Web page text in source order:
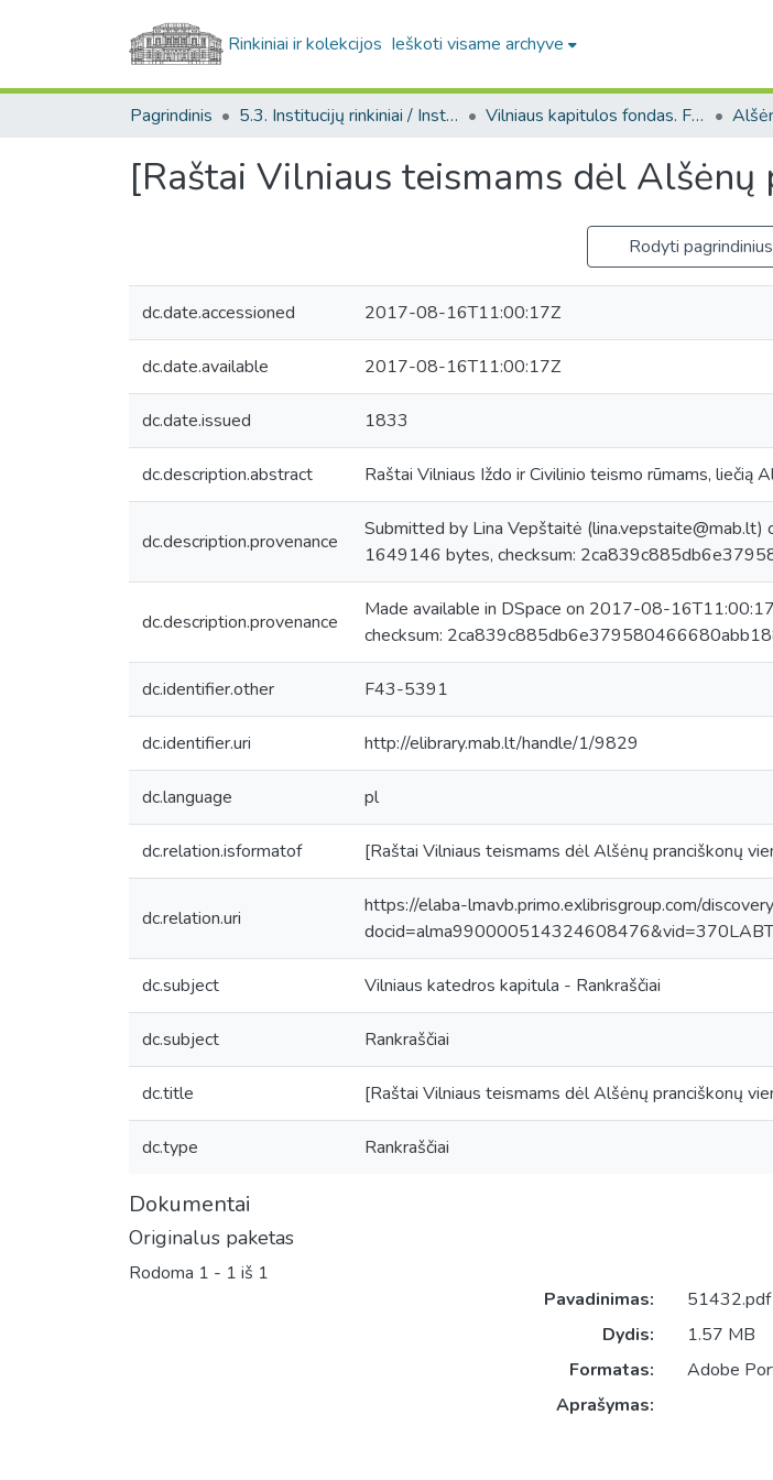
Rinkiniai ir kolekcijos Ieškoti visame archyve
Pagrindinis 5.3. Institucijų rinkiniai / Institutional collections Vilniaus kapitulos fondas. F43
[Raštai Vilniaus teismams dėl
Rodyti
dc.date.accessioned 2017-08-16T11:00:17Z
dc.date.available 2017-08-16T11:00:17Z
dc.date.issued 1833
dc.description.abstract Raštai Vilniaus Iždo ir Civilinio teismo rūmams, liečią
dc.description.provenance
Submitted by Lina Vepštaitė
1649146 bytes, checksum:
dc.description.provenance
Made available in DSpace on 2017-08-
checksum:
dc.identifier.other F43-5391
dc.identifier.uri http://elibrary.mab.lt/handle/1/9829
dc.language pl
dc.relation.isformatof [Raštai Vilniaus teismams dėl Alšėnų pranciškonų
dc.relation.uri
https://elaba-lmavb.primo.exlibrisgroup.com/
dc.subject Vilniaus katedros kapitula - Rankraščiai
dc.subject Rankraščiai
dc.title [Raštai Vilniaus teismams dėl Alšėnų pranciškonų
dc.type Rankraščiai
Dokumentai
Originalus paketas
Rodoma 1 - 1 iš 1
Pavadinimas:
51432.pdf
Dydis:
1.57 MB
Formatas:
Adobe
Aprašymas: